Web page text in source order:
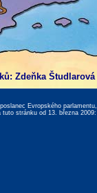
Zdeňka Študlarová
Evropského parlamentu,
stránku od 13. března 2009: